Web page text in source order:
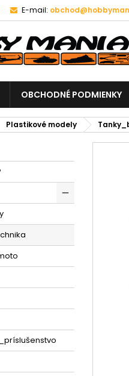
E-mail:
OBCHODNÉ PODMIENKY
Plastikové modely